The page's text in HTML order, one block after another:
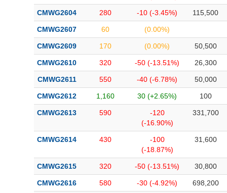
CMWG2604 280 -10 (-3.45%) 115,500
CMWG2607 60 (0.00%)
CMWG2609 170 (0.00%) 50,500
CMWG2610 320 -50 (-13.51%) 26,300
CMWG2611 550 -40 (-6.78%) 50,000
CMWG2612 1,160 30 (+2.65%) 100
CMWG2613 590
-120
(-16.90%)
331,700
CMWG2614 430
-100
(-18.87%)
31,600
CMWG2615 320 -50 (-13.51%) 30,800
CMWG2616 580 -30 (-4.92%) 698,200
Bài viết của tác giả (-)
Báo cáo phân tích(-)
Thuật ngữ(-)
Dịch vụ(-)
Sách tài chính
Truyền thông tài chính